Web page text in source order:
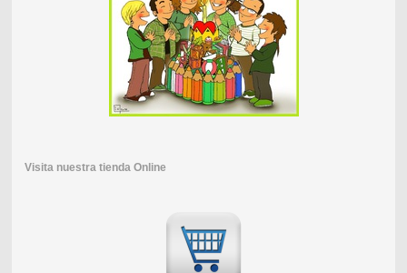
Visita nuestra tienda Online